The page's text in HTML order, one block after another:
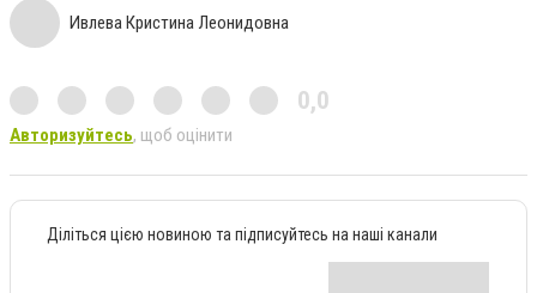
Ивлева Кристина Леонидовна
0,0
Авторизуйтесь, щоб оцінити
Діліться цією новиною та підписуйтесь на наші канали